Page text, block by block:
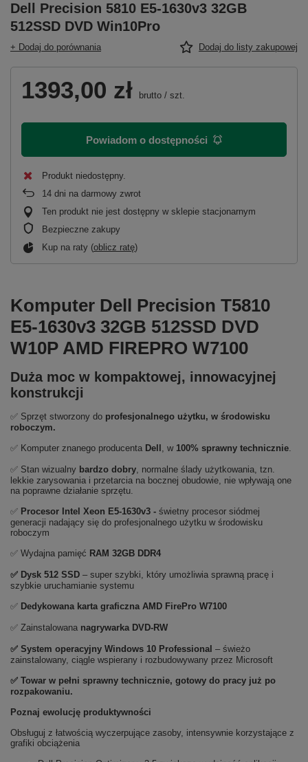
Dell Precision 5810 E5-1630v3 32GB
512SSD DVD Win10Pro
+ Dodaj do porównania Dodaj do listy zakupowej
1393,00 zł brutto / szt.
Powiadom o dostępności
Produkt niedostępny
14 dni na darmowy zwrot
Ten produkt nie jest dostępny w sklepie stacjonarnym
Bezpieczne zakupy
Kup na raty (oblicz ratę)
Komputer Dell Precision T5810
E5-1630v3 32GB 512SSD DVD
W10P AMD FIREPRO W7100
Duża moc w kompaktowej, innowacyjnej
konstrukcji
✅ Sprzęt stworzony do profesjonalnego użytku, w środowisku
roboczym.
✅ Komputer znanego producenta Dell , w 100% sprawny technicznie.
✅ Stan wizualny bardzo dobry, normalne ślady użytkowania, tzn.
lekkie zarysowania i przetarcia na bocznej obudowie, nie wpływają one
na poprawne działanie sprzętu.
✅ Procesor Intel Xeon E5-1630v3 - świetny procesor siódmej
generacji nadający się do profesjonalnego użytku w środowisku
roboczym
✅ Wydajna pamięć RAM 32GB DDR4
✅ Dysk 512 SSD – super szybki, który umożliwia sprawną pracę i
szybkie uruchamianie systemu
✅ Dedykowana karta graficzna AMD FirePro W7100
✅ Zainstalowana nagrywarka DVD-RW
✅ System operacyjny Windows 10 Professional – świeżo
zainstalowany, ciągle wspierany i rozbudowywany przez Microsoft
✅ Towar w pełni sprawny technicznie, gotowy do pracy już po
rozpakowaniu.
Poznaj ewolucję produktywności
Obsługuj z łatwością wyczerpujące zasoby, intensywnie korzystające z
grafiki obciążenia